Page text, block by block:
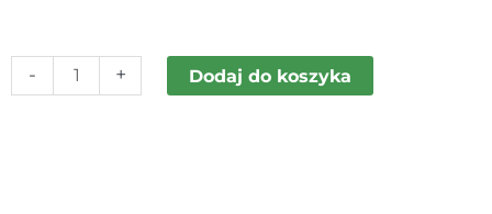
-
CARBOHUMIC
+ Dodaj do koszyka